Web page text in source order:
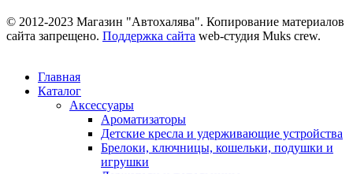
© 2012-2023 Магазин "Автохалява". Копирование материалов
сайта запрещено. Поддержка сайта web-студия Muks crew.
Главная
Каталог
Аксессуары
Ароматизаторы
Детские кресла и удерживающие устройства
Брелоки, ключницы, кошельки, подушки и
игрушки